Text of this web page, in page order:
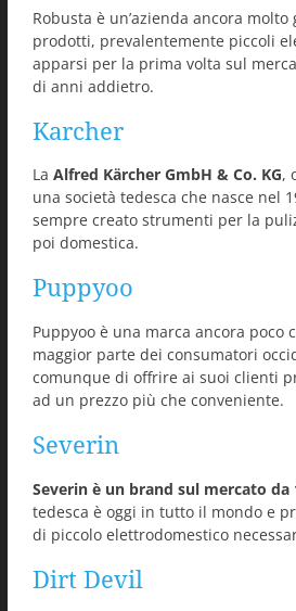
Robusta è un’azienda ancora molto
prodotti, prevalentemente piccoli
apparsi per la prima volta sul
di anni addietro.
Karcher
La Alfred Kärcher GmbH & Co. KG,
una società tedesca che nasce nel
sempre creato strumenti per la
poi domestica.
Puppyoo
Puppyoo è una marca ancora poco
maggior parte dei consumatori
comunque di offrire ai suoi clienti
ad un prezzo più che conveniente.
Severin
Severin è un brand sul mercato da
tedesca è oggi in tutto il mondo e
di piccolo elettrodomestico
Dirt Devil